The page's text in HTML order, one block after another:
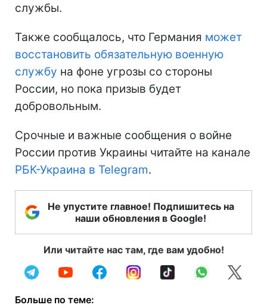
службы.
Также сообщалось, что Германия может
восстановить обязательную военную
службу на фоне угрозы со стороны
России, но пока призыв будет
добровольным.
Срочные и важные сообщения о войне
России против Украины читайте на канале
РБК-Украина в Telegram.
Не упустите главное! Подпишитесь на
наши обновления в Google!
Или читайте нас там, где вам удобно!
Больше по теме: